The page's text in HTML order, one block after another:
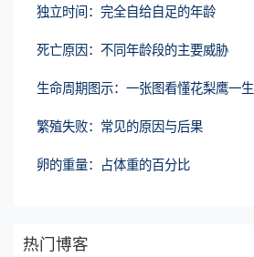
独立时间：完全自给自足的年龄
死亡原因：不同年龄段的主要威胁
生命周期图示：一张图看懂花梨鹰一生
繁殖失败：常见的原因与后果
卵的重量：占体重的百分比
热门博客